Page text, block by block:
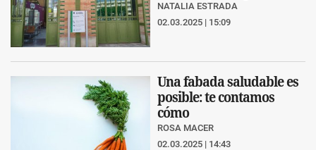
NATALIA ESTRADA
02.03.2025 | 15:09
Una fabada saludable es
posible: te contamos
cómo
ROSA MACER
02.03.2025 | 14:43